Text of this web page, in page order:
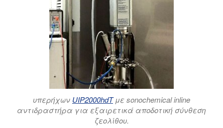
υπερήχων UIP2000hdTμε sonochemical inline
αντιδραστήρα για εξαιρετικά αποδοτική σύνθεση
ζεολίθου.